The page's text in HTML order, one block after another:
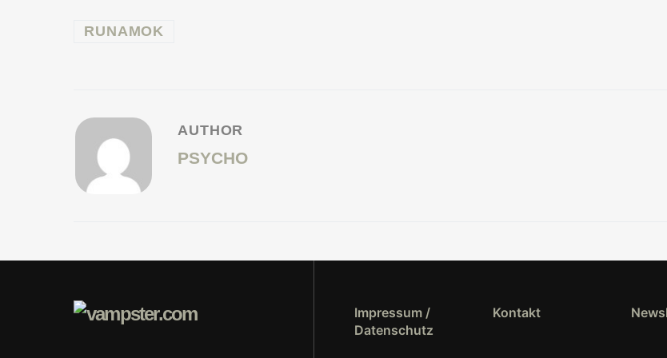
RUNAMOK
AUTHOR
PSYCHO
Impressum /
Datenschutz
Kontakt